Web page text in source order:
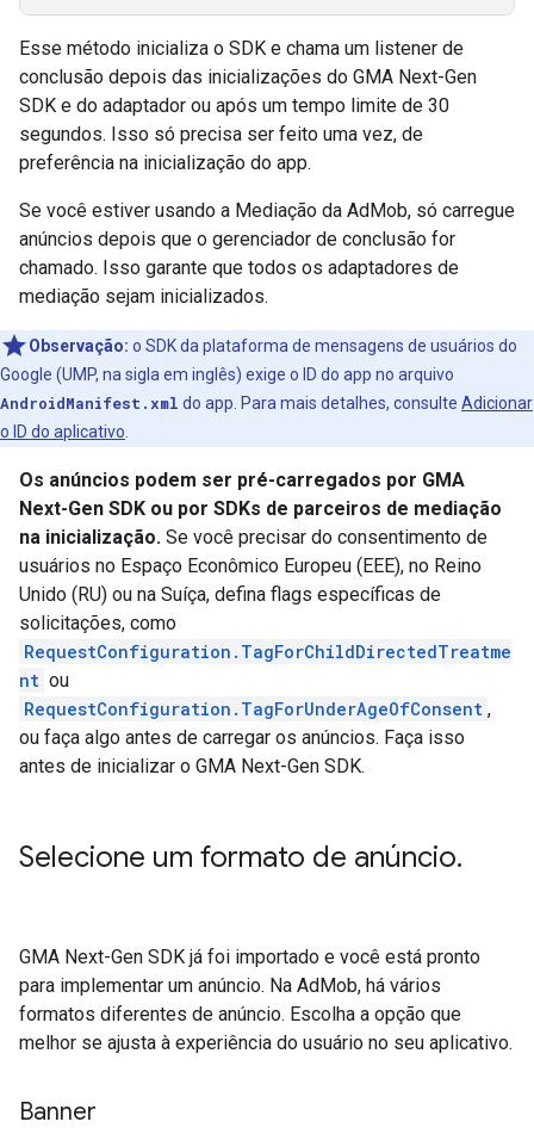
Esse método inicializa o SDK e chama um listener de
conclusão depois das inicializações do GMA Next-Gen
SDK e do adaptador ou após um tempo limite de 30
segundos. Isso só precisa ser feito uma vez, de
preferência na inicialização do app.
Se você estiver usando a Mediação da AdMob, só carregue
anúncios depois que o gerenciador de conclusão for
chamado. Isso garante que todos os adaptadores de
mediação sejam inicializados.
Observação: o SDK da plataforma de mensagens de usuários do
Google (UMP, na sigla em inglês) exige o ID do app no arquivo
AndroidManifest.xml do app. Para mais detalhes, consulte Adicionar
o ID do aplicativo
Os anúncios podem ser pré-carregados por GMA
Next-Gen SDK ou por SDKs de parceiros de mediação
na inicialização. Se você precisar do consentimento de
usuários no Espaço Econômico Europeu (EEE), no Reino
Unido (RU) ou na Suíça, defina flags específicas de
solicitações, como
RequestConfiguration.TagForChildDirectedTreatme
nt ou
RequestConfiguration.TagForUnderAgeOfConsent ,
ou faça algo antes de carregar os anúncios. Faça isso
antes de inicializar o GMA Next-Gen SDK.
Selecione um formato de anúncio.
GMA Next-Gen SDK já foi importado e você está pronto
para implementar um anúncio. Na AdMob, há vários
formatos diferentes de anúncio. Escolha a opção que
melhor se ajusta à experiência do usuário no seu aplicativo.
Banner